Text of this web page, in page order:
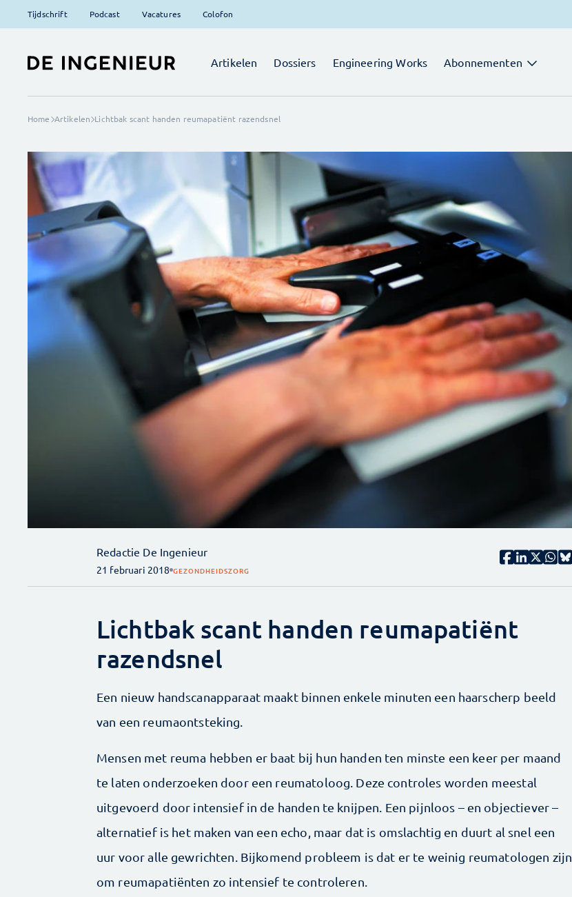
Tijdschrift Podcast Vacatures Colofon
Artikelen Dossiers Engineering Works Abonnementen
Home Artikelen Lichtbak scant handen reumapatiënt razendsnel
Redactie De Ingenieur
21 februari 2018 GEZONDHEIDSZORG
Lichtbak scant handen reumapatiënt
razendsnel
Een nieuw handscanapparaat maakt binnen enkele minuten een haarscherp beeld
van een reumaontsteking.
Mensen met reuma hebben er baat bij hun handen ten minste een keer per maand
te laten onderzoeken door een reumatoloog. Deze controles worden meestal
uitgevoerd door intensief in de handen te knijpen. Een pijnloos – en objectiever –
alternatief is het maken van een echo, maar dat is omslachtig en duurt al snel een
uur voor alle gewrichten. Bijkomend probleem is dat er te weinig reumatologen zijn
om reuma­patiënten zo intensief te controleren.